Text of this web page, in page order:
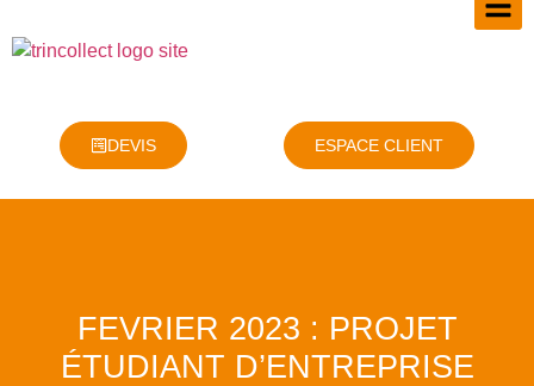
DEVIS ESPACE CLIENT
FEVRIER 2023 : PROJET
ÉTUDIANT D’ENTREPRISE